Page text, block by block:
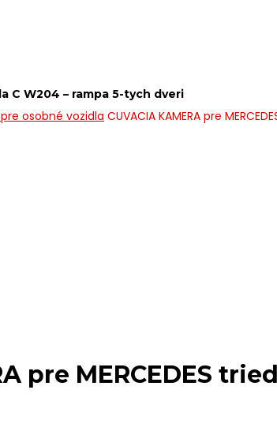
C W204 – rampa 5-tych dveri
osobné vozidla CUVACIA KAMERA pre
pre MERCEDES